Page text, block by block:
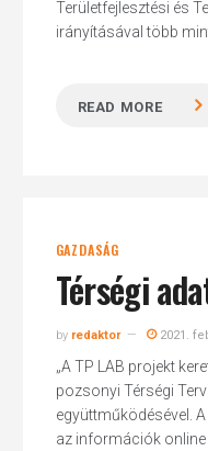
Területfejlesztési és
irányításával több
READ MORE
GAZDASÁG
Térségi
by redaktor 2021.
„A TP LAB projekt
pozsonyi Térségi
együttműködésével.
az információk online